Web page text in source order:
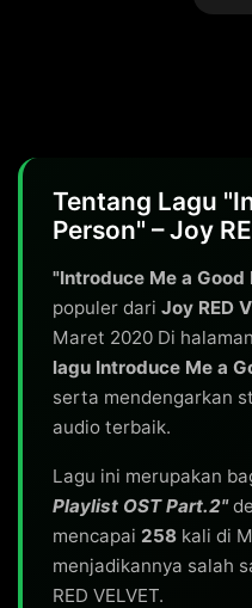
Tentang Lagu
Person" – Joy
"Introduce Me a Good
populer dari Joy RED
Maret 2020 Di
lagu Introduce Me a
serta mendengarkan
audio terbaik.
Lagu ini merupakan
Playlist OST Part.2"
mencapai 258 kali di
menjadikannya salah
RED VELVET.